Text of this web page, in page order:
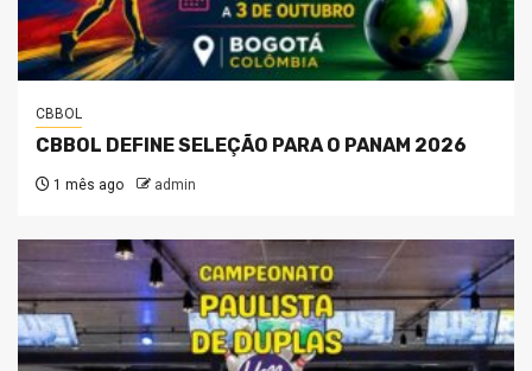
CBBOL
CBBOL DEFINE SELEÇÃO PARA O PANAM 2026
1 mês ago admin